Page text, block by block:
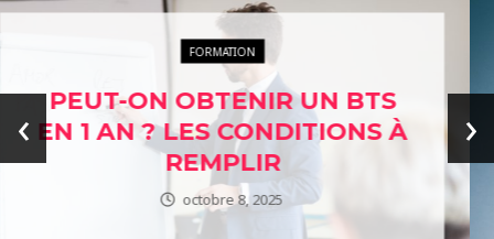
ENTREPRISES ÉTHIQUES
L’ÉTHIQUE AU CŒUR DES
AFFAIRES : EXPLORER
NOTRE ANNUAIRE DES
ENTREPRISES ENGAGÉES
janvier 24, 2024
‹ ›